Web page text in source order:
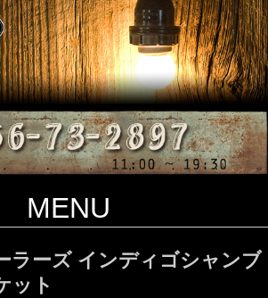
MENU
ラーズ インディゴシャンブ
ット